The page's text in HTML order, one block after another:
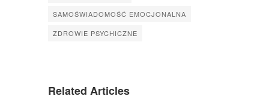
SAMOŚWIADOMOŚĆ EMOCJONALNA
ZDROWIE PSYCHICZNE
Related Articles